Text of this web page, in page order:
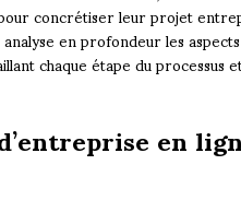
concrétiser leur projet
en profondeur les
chaque étape du processus
en